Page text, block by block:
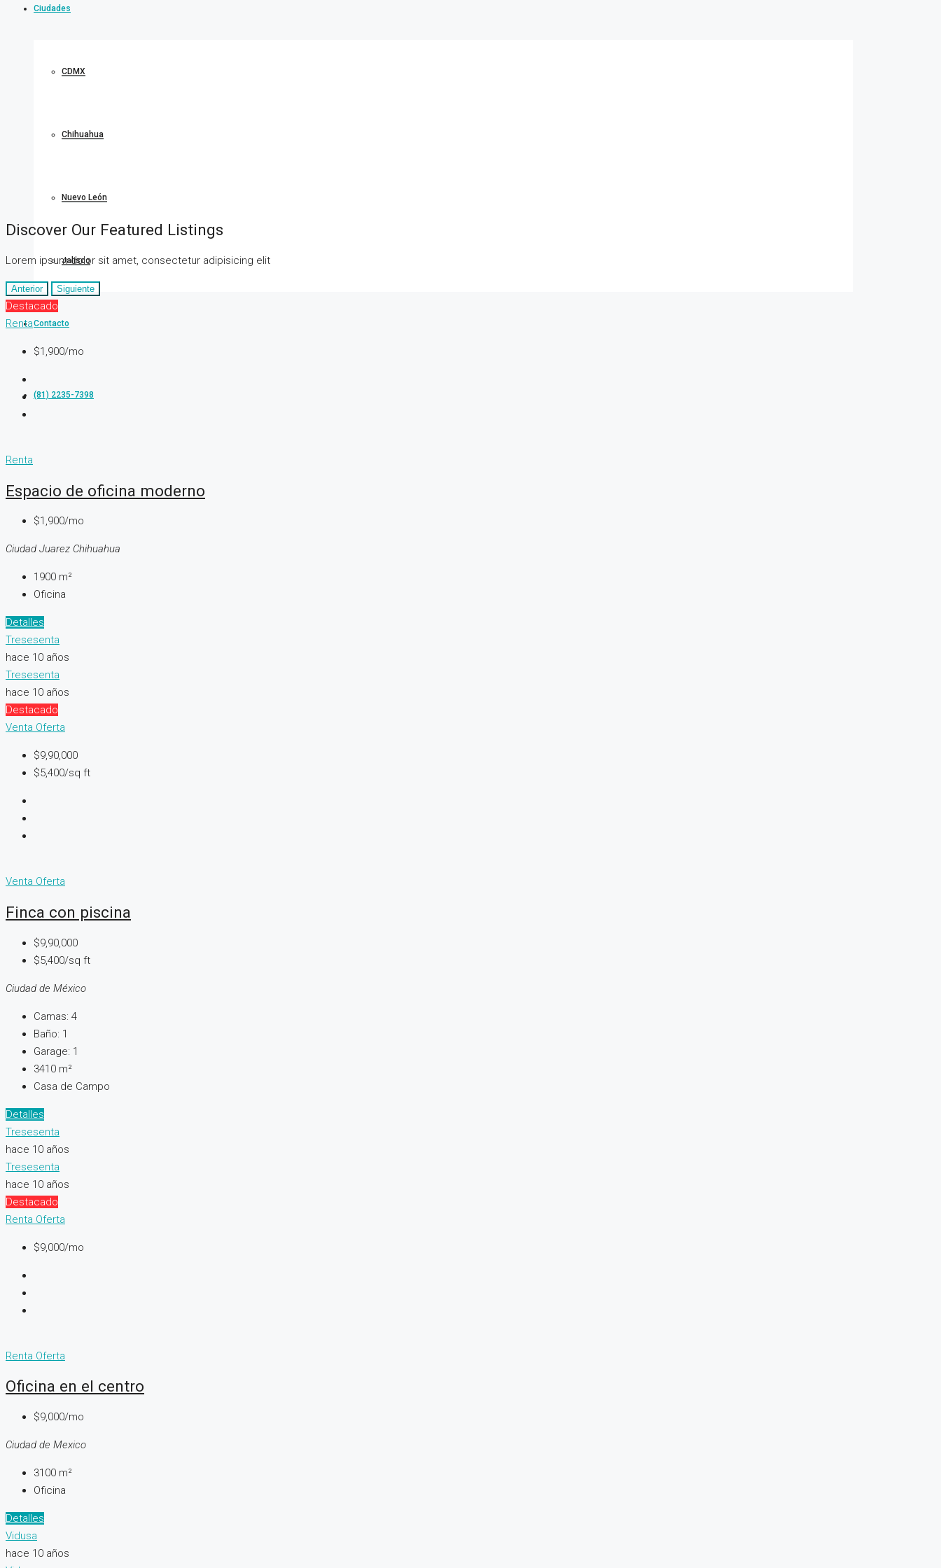
Ciudades
CDMX
Chihuahua
Nuevo León
Jalisco
Contacto
(81) 2235-7398
Discover Our Featured Listings
Lorem ipsum dolor sit amet, consectetur adipisicing elit
Anterior Siguiente
Destacado
Renta
$1,900/mo
Renta
Espacio de oficina moderno
$1,900/mo
Ciudad Juarez Chihuahua
1900 m²
Oficina
Detalles
Tresesenta
hace 10 años
Tresesenta
hace 10 años
Destacado
Venta Oferta
$9,90,000
$5,400/sq ft
Venta Oferta
Finca con piscina
$9,90,000
$5,400/sq ft
Ciudad de México
Camas: 4
Baño: 1
Garage: 1
3410 m²
Casa de Campo
Detalles
Tresesenta
hace 10 años
Tresesenta
hace 10 años
Destacado
Renta Oferta
$9,000/mo
Renta Oferta
Oficina en el centro
$9,000/mo
Ciudad de Mexico
3100 m²
Oficina
Detalles
Vidusa
hace 10 años